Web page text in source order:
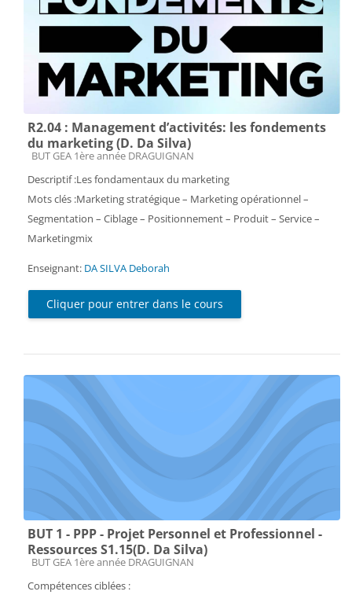
R2.04 : Management d’activités: les fondements
du marketing (D. Da Silva)
Catégorie de cours
BUT GEA 1ère année DRAGUIGNAN
Descriptif :Les fondamentaux du marketing
Mots clés :Marketing stratégique – Marketing opérationnel –
Segmentation – Ciblage – Positionnement – Produit – Service –
Marketingmix
Enseignant: DA SILVA Deborah
Cliquer pour entrer dans le cours
BUT 1 - PPP - Projet Personnel et Professionnel -
Ressources S1.15(D. Da Silva)
Catégorie de cours
BUT GEA 1ère année DRAGUIGNAN
Compétences ciblées :